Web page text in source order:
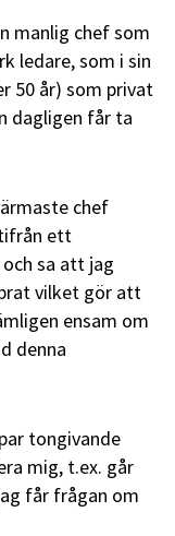
manlig chef som
ledare, som i sin
50 år) som privat
dagligen får ta
chef
ett
sa att jag
vilket gör att
ensam om
denna
tongivande
mig, t.ex. går
får frågan om